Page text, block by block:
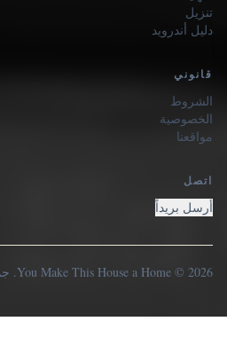
تنزيل
دليل أندرويد
قانوني
الشروط
الخصوصية
مواقعنا
اتصل
أرسل بريداً
2026 © You Make This House a Home. جميع الحقوق محفوظة.